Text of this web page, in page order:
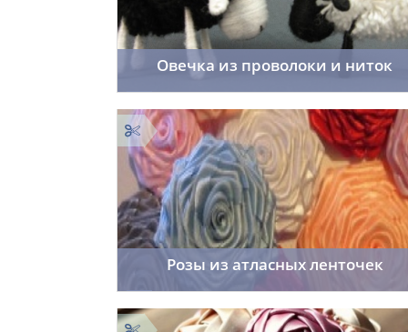
Овечка из проволоки и ниток
17.11.2014
Розы из атласных ленточек
16.11.2014